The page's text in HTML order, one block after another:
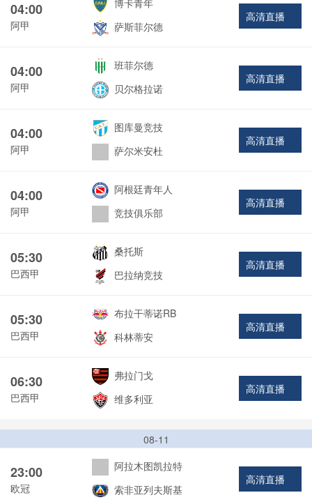
04:00
阿甲
博卡青年
萨斯菲尔德
高清直播
04:00
阿甲
班菲尔德
贝尔格拉诺
高清直播
04:00
阿甲
图库曼竞技
萨尔米安杜
高清直播
04:00
阿甲
阿根廷青年人
竞技俱乐部
高清直播
05:30
巴西甲
桑托斯
巴拉纳竞技
高清直播
05:30
巴西甲
布拉干蒂诺RB
科林蒂安
高清直播
06:30
巴西甲
弗拉门戈
维多利亚
高清直播
08-11
23:00
欧冠
阿拉木图凯拉特
索非亚列夫斯基
高清直播